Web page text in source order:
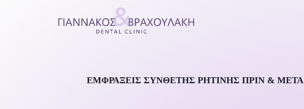
ΕΜΦΡΆΞΕΙΣ ΣΎΝΘΕΤΗΣ ΡΗΤΊΝΗΣ ΠΡΙΝ & ΜΕΤΆ